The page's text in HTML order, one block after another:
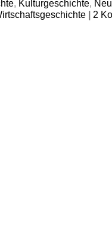
, Kulturgeschichte,
2